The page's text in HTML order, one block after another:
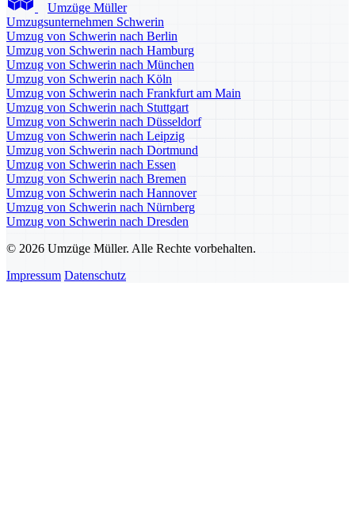
Umzüge Müller
Umzugsunternehmen Schwerin
Umzug von Schwerin nach Berlin
Umzug von Schwerin nach Hamburg
Umzug von Schwerin nach München
Umzug von Schwerin nach Köln
Umzug von Schwerin nach Frankfurt am Main
Umzug von Schwerin nach Stuttgart
Umzug von Schwerin nach Düsseldorf
Umzug von Schwerin nach Leipzig
Umzug von Schwerin nach Dortmund
Umzug von Schwerin nach Essen
Umzug von Schwerin nach Bremen
Umzug von Schwerin nach Hannover
Umzug von Schwerin nach Nürnberg
Umzug von Schwerin nach Dresden
© 2026 Umzüge Müller. Alle Rechte vorbehalten.
Impressum Datenschutz